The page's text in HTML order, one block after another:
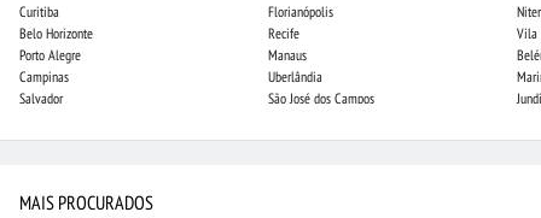
Curitiba
Belo Horizonte
Porto Alegre
Campinas
Salvador
Florianópolis
Recife
Manaus
Uberlândia
São José dos Campos
Vila
MAIS PROCURADOS